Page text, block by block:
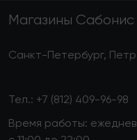
Магазины Сабонис
Санкт-Петербург,
Тел.: +7 (812) 409-96-98
Время работы: